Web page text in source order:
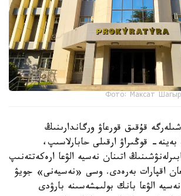
Фото: Максат
قۇقىق قورعاۋ ورگاندارىنىڭ
بەينە- قوڭىراۋ ارقىلى حابارلاسىپ،
اتىنان نەسيە الۋعا ارەكەتتەنىپ
اقپارات بەرەدى. وسى «نەسيەنى» جويۋ
الۋعا بانك بولىمشەسىنە بارۋدى